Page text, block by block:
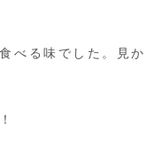
べる味でした。見か